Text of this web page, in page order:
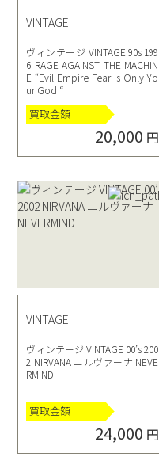
VINTAGE
ヴィンテージ VINTAGE 90s 199
6 RAGE AGAINST THE MACHIN
E “Evil Empire Fear Is Only Yo
ur God “
買取金額
20,000 円
VINTAGE
ヴィンテージ VINTAGE 00’s 200
2 NIRVANA ニルヴァーナ NEVE
RMIND
買取金額
24,000 円